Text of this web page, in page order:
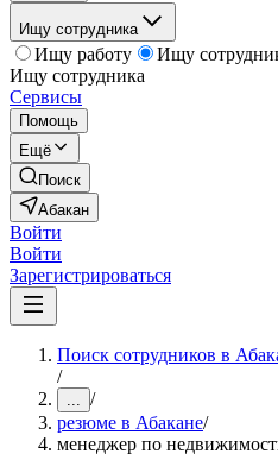
Ищу сотрудника
Ищу работу
Ищу
Ищу сотрудника
Сервисы
Помощь
Ещё
Поиск
Абакан
Войти
Войти
Зарегистрироваться
Поиск сотрудников в
/
... /
резюме в Абакане/
менеджер по